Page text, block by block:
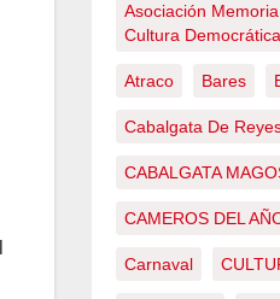
Asociación
Cultura
Atraco Bares
Cabalgata De
CABALGATA
CAMEROS DEL
Carnaval